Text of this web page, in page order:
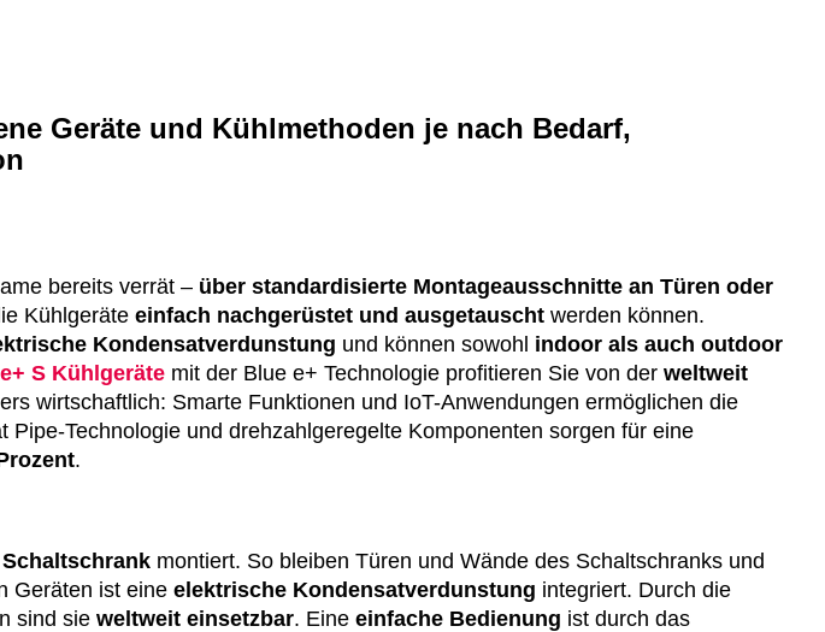
Geräte und Kühlmethoden je nach Bedarf,
bereits verrät – über standardisierte Montageausschnitte an Türen oder
Kühlgeräte einfach nachgerüstet und ausgetauscht werden können.
Kondensatverdunstung und können sowohl indoor als auch outdoor
S Kühlgeräte mit der Blue e+ Technologie profitieren Sie von der weltweit
wirtschaftlich: Smarte Funktionen und IoT-Anwendungen ermöglichen die
Pipe-Technologie und drehzahlgeregelte Komponenten sorgen für eine
.
montiert. So bleiben Türen und Wände des Schaltschranks und
Geräten ist eine elektrische Kondensatverdunstung integriert. Durch die
sind sie weltweit einsetzbar. Eine einfache Bedienung ist durch das